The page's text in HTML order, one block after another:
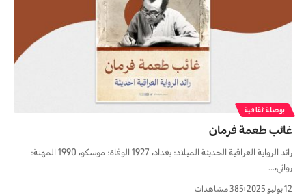
بوصلة ثقافية
غائب طعمة فرمان
رائد الرواية العراقية الحديثة الميلاد: بغداد، 1927 الوفاة: موسكو، 1990 المهنة:
روائي،…
12 يوليو 2025 385 مشاهدات